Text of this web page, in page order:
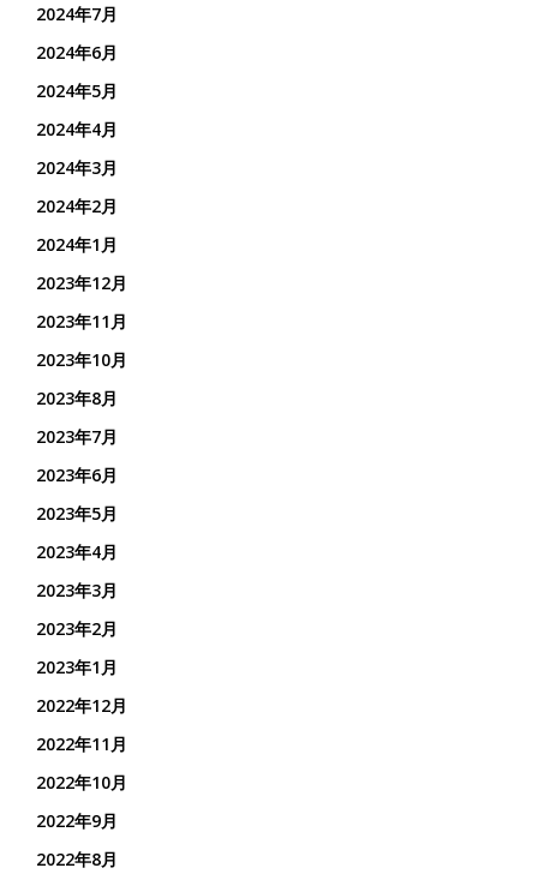
2024年7月
2024年6月
2024年5月
2024年4月
2024年3月
2024年2月
2024年1月
2023年12月
2023年11月
2023年10月
2023年8月
2023年7月
2023年6月
2023年5月
2023年4月
2023年3月
2023年2月
2023年1月
2022年12月
2022年11月
2022年10月
2022年9月
2022年8月